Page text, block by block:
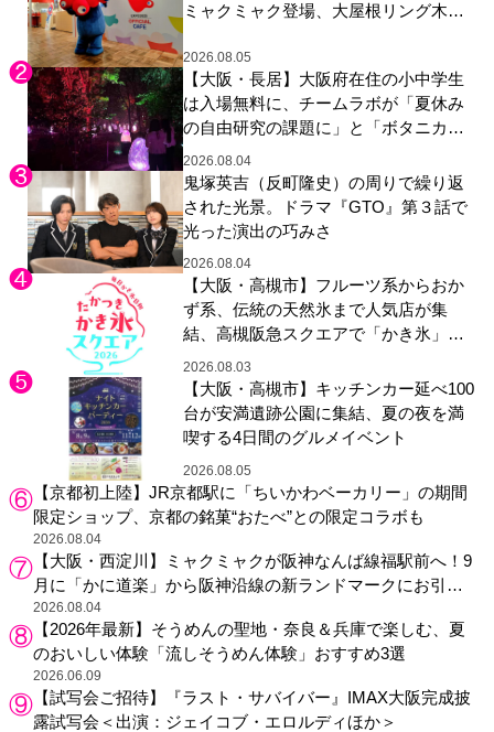
ミャクミャク登場、大屋根リング木材
展示も
2026.08.05
【大阪・長居】大阪府在住の小中学生
は入場無料に、チームラボが「夏休み
の自由研究の課題に」と「ボタニカル
ガーデン 大阪」へ招待
2026.08.04
鬼塚英吉（反町隆史）の周りで繰り返
された光景。ドラマ『GTO』第３話で
光った演出の巧みさ
2026.08.04
【大阪・高槻市】フルーツ系からおか
ず系、伝統の天然氷まで人気店が集
結、高槻阪急スクエアで「かき氷」祭
り
2026.08.03
【大阪・高槻市】キッチンカー延べ100
台が安満遺跡公園に集結、夏の夜を満
喫する4日間のグルメイベント
2026.08.05
【京都初上陸】JR京都駅に「ちいかわベーカリー」の期間
限定ショップ、京都の銘菓“おたべ”との限定コラボも
2026.08.04
【大阪・西淀川】ミャクミャクが阪神なんば線福駅前へ！9
月に「かに道楽」から阪神沿線の新ランドマークにお引っ
越し
2026.08.04
【2026年最新】そうめんの聖地・奈良＆兵庫で楽しむ、夏
のおいしい体験「流しそうめん体験」おすすめ3選
2026.06.09
【試写会ご招待】『ラスト・サバイバー』IMAX大阪完成披
露試写会＜出演：ジェイコブ・エロルディほか＞